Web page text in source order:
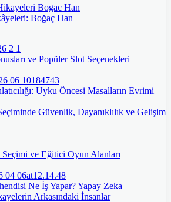
Boğaç Han
ve Popüler Slot Seçenekleri
Uyku Öncesi Masalların Evrimi
Güvenlik, Dayanıklılık ve Gelişim
Seçimi ve Eğitici Oyun Alanları
Ne İş Yapar? Yapay Zeka
Arkasındaki İnsanlar